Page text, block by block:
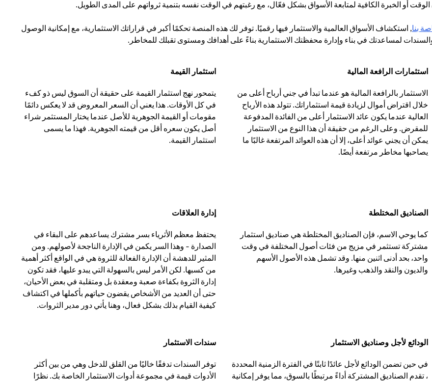
الوقت أو الخبرة الكافية لمتابعة الأسواق بشكل فعّال، مع رغبتهم في الوقت نفسه بتنمية ثرواتهم على المدى الطويل.
بنا(opens in a new tab), استكشاف الأسواق العالمية والاستثمار فيها رقميًا. توفر لك هذه المنصة تحكمًا أكبر في قراراتك الاستثمارية، مع إمكانية الوصول
لمساعدتك في بناء وإدارة محفظتك الاستثمارية بناءً على أهدافك ومستوى تقبلك للمخاطر.
استثمارات الرافعة المالية
الاستثمار بالرافعة المالية هو عندما تبدأ في جني أرباح أعلى من
خلال اقتراض أموال لزيادة قيمة استثماراتك. تتولد هذه الأرباح
العالية عندما يكون عائد الاستثمار أعلى من الفائدة المدفوعة
للمقرض. وعلى الرغم من حقيقة أن هذا النوع من الاستثمار
يمكن أن يجني عوائد أعلى، إلا أن هذه العوائد المرتفعة غالبًا ما
يصاحبها مخاطر مرتفعة أيضًا.
استثمار القيمة
يتمحور نهج استثمار القيمة على حقيقة أن السوق ليس ذو كفء
في كل الأوقات. هذا يعني أن السعر المعروض قد لا يعكس دائمًا
مقومات أو القيمة الجوهرية للأصل عندما يختار المستثمر شراء
أصل يكون سعره أقل من قيمته الجوهرية. فهذا ما يسمى
استثمار القيمة.
الصناديق المختلطة
كما يوحي الاسم، فإن الصناديق المختلطة هي صناديق استثمار
مشتركة تستثمر في مزيج من فئات أصول المختلفة في وقت
واحد، بحد أدنى اثنين منها. وقد تشمل هذه الأصول الأسهم
والديون والنقد والذهب وغيرها.
إدارة العلاقات
يحتفظ معظم الأثرياء بسر مشترك يساعدهم على البقاء في
الصدارة - وهذا السر يكمن في الإدارة الناجحة لأصولهم. ومن
المثير للدهشة أن الإدارة الفعالة للثروة هي في الواقع أكثر أهمية
من كسبها. لكن الأمر ليس بالسهولة التي يبدو عليها، فقد تكون
إدارة الثروة بكفاءة صعبة ومعقدة بل ومتقلبة في بعض الأحيان،
حتى أن العديد من الأشخاص يقضون حياتهم بأكملها في اكتشاف
كيفية القيام بذلك بشكل فعال، وهنا يأتي دور مدير الثروات.
الودائع لأجل وصناديق الاستثمار
في حين تضمن الودائع لأجل عائدًا ثابتًا في الفترة الزمنية المحددة
، تقدم الصناديق المشتركة أداءً مرتبطًا بالسوق، مما يوفر إمكانية
سندات الاستثمار
توفر السندات تدفقًا خاليًا من القلق للدخل وهي من بين أكثر
الأدوات قيمة في مجموعة أدوات الاستثمار الخاصة بك. نظرًا